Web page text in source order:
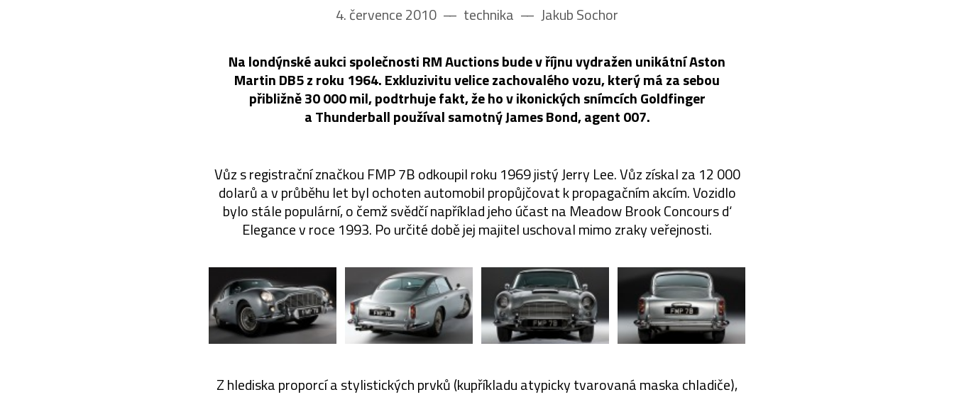
4. července 2010 –– technika –– Jakub Sochor
Na londýnské aukci společnosti RM Auctions bude v říjnu vydražen unikátní Aston
Martin DB5 z roku 1964. Exkluzivitu velice zachovalého vozu, který má za sebou
přibližně 30 000 mil, podtrhuje fakt, že ho v ikonických snímcích Goldfinger
a Thunderball používal samotný James Bond, agent 007.
Vůz s registrační značkou FMP 7B odkoupil roku 1969 jistý Jerry Lee. Vůz získal za 12 000
dolarů a v průběhu let byl ochoten automobil propůjčovat k propagačním akcím. Vozidlo
bylo stále populární, o čemž svědčí například jeho účast na Meadow Brook Concours d‘
Elegance v roce 1993. Po určité době jej majitel uschoval mimo zraky veřejnosti.
Z hlediska proporcí a stylistických prvků (kupříkladu atypicky tvarovaná maska chladiče),